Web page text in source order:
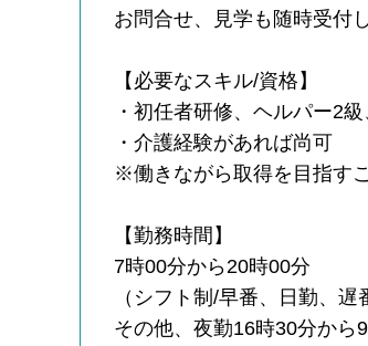
お問合せ、見学も随時受付
【必要なスキル/資格】
・初任者研修、ヘルパー2
・介護経験があれば尚可
※働きながら取得を目指す
【勤務時間】
7時00分から20時00分
（シフト制/早番、日勤、遅
その他、夜勤16時30分から